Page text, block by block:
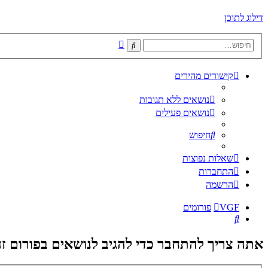
דילוג לתוכן
חיפוש
קישורים מהירים
נושאים ללא תגובות
נושאים פעילים
חיפוש
שאלות נפוצות
התחברות
הרשמה
VGF
פורומים
חיפוש
אתה צריך להתחבר כדי להגיב לנושאים בפורום